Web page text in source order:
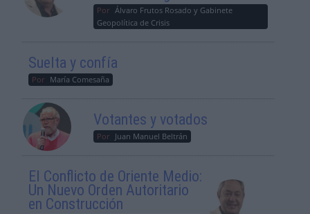
Por Álvaro Frutos Rosado y Gabinete
Geopolítica de Crisis
Suelta y confía
Por María Comesaña
Votantes y votados
Por Juan Manuel Beltrán
El Conflicto de Oriente Medio:
Un Nuevo Orden Autoritario
en Construcción